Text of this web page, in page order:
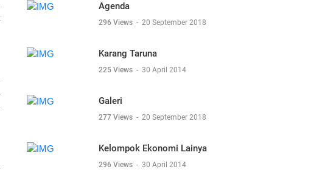
Agenda
296 Views - 20 September 2018
Karang Taruna
225 Views - 30 April 2014
Galeri
277 Views - 20 September 2018
Kelompok Ekonomi Lainya
296 Views - 30 April 2014